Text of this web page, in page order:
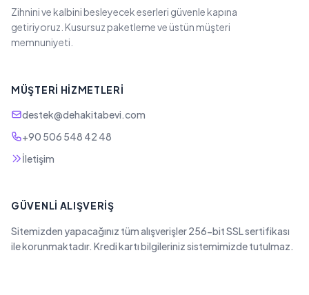
Zihnini ve kalbini besleyecek eserleri güvenle kapına
getiriyoruz. Kusursuz paketleme ve üstün müşteri
memnuniyeti.
MÜŞTERI HIZMETLERI
destek@dehakitabevi.com
+90 506 548 42 48
İletişim
GÜVENLI ALIŞVERIŞ
Sitemizden yapacağınız tüm alışverişler 256-bit SSL sertifikası
ile korunmaktadır. Kredi kartı bilgileriniz sistemimizde tutulmaz.